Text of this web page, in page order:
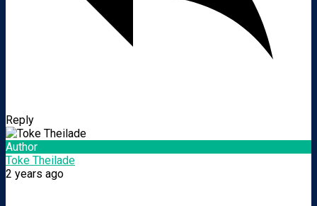
Reply
Author
Toke Theilade
2 years ago